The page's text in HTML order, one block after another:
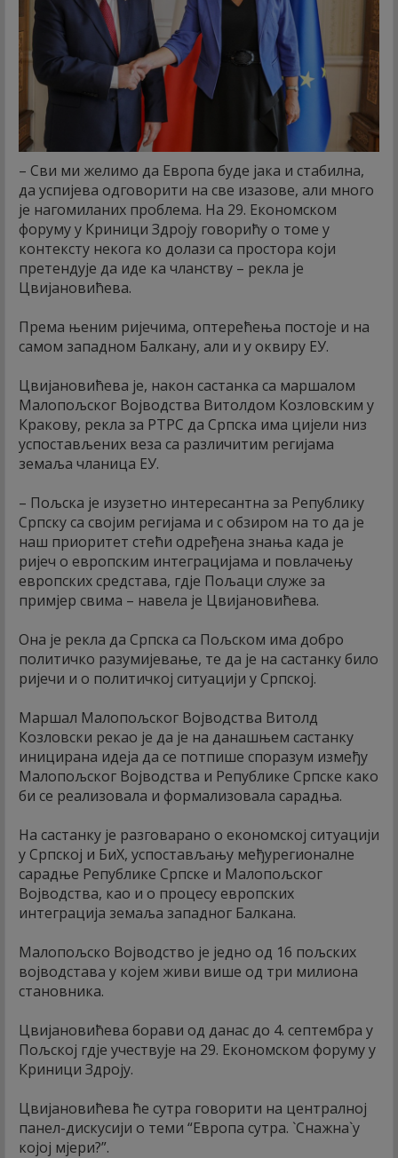
– Сви ми желимо да Европа буде јака и стабилна,
да успијева одговорити на све изазове, али много
је нагомиланих проблема. На 29. Економском
форуму у Криници Здроју говорићу о томе у
контексту некога ко долази са простора који
претендује да иде ка чланству – рекла је
Цвијановићева.
Према њеним ријечима, оптерећења постоје и на
самом западном Балкану, али и у оквиру ЕУ.
Цвијановићева је, након састанка са маршалом
Малопољског Војводства Витолдом Козловским у
Кракову, рекла за РТРС да Српска има цијели низ
успостављених веза са различитим регијама
земаља чланица ЕУ.
– Пољска је изузетно интересантна за Републику
Српску са својим регијама и с обзиром на то да је
наш приоритет стећи одређена знања када је
ријеч о европским интеграцијама и повлачењу
европских средстава, гдје Пољаци служе за
примјер свима – навела је Цвијановићева.
Она је рекла да Српска са Пољском има добро
политичко разумијевање, те да је на састанку било
ријечи и о политичкој ситуацији у Српској.
Маршал Малопољског Војводства Витолд
Козловски рекао је да је на данашњем састанку
иницирана идеја да се потпише споразум између
Малопољског Војводства и Републике Српске како
би се реализовала и формализовала сарадња.
На састанку је разговарано о економској ситуацији
у Српској и БиХ, успостављању међурегионалне
сарадње Републике Српске и Малопољског
Војводства, као и о процесу европских
интеграција земаља западног Балкана.
Малопољско Војводство је једно од 16 пољских
војводстава у којем живи више од три милиона
становника.
Цвијановићева борави од данас до 4. септембра у
Пољској гдје учествује на 29. Економском форуму у
Криници Здроју.
Цвијановићева ће сутра говорити на централној
панел-дискусији о теми “Европа сутра. `Снажна`у
којој мјери?”.